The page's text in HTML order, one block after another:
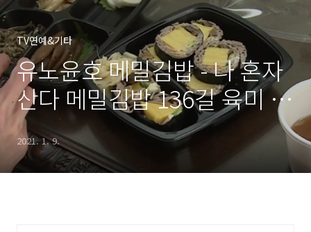
TV연예&기타
유노윤호 메밀김밥 - 나 혼자
산다 메밀김밥 136길 육미 위
치, 가격
2021. 1. 9.